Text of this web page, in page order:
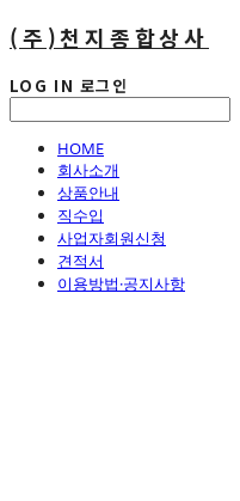
(주)천지종합상사
LOG IN 로그인
HOME
회사소개
상품안내
직수입
사업자회원신청
견적서
이용방법·공지사항